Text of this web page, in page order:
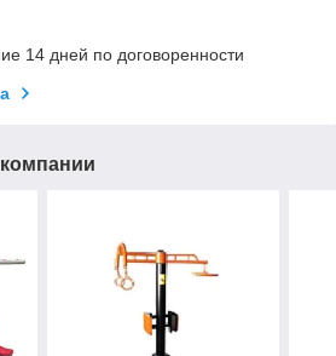
14 дней по договоренности